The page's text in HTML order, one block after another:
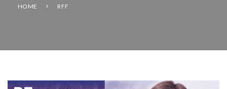
HOME RFF